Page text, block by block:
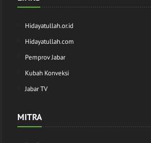
Hidayatullah.or.id
Hidayatullah.com
Pemprov Jabar
Kubah Konveksi
Jabar TV
MITRA